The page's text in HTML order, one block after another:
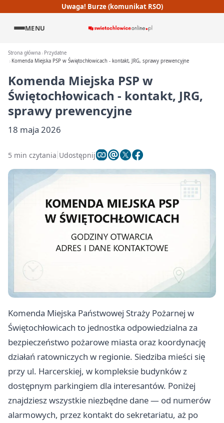
Uwaga! Burze (komunikat RSO)
MENU
Strona główna
Przydatne
Komenda Miejska PSP w Świętochłowicach - kontakt, JRG, sprawy prewencyjne
Komenda Miejska PSP w
Świętochłowicach - kontakt, JRG,
sprawy prewencyjne
18 maja 2026
5 min czytania Udostępnij
Komenda Miejska Państwowej Straży Pożarnej w
Świętochłowicach to jednostka odpowiedzialna za
bezpieczeństwo pożarowe miasta oraz koordynację
działań ratowniczych w regionie. Siedziba mieści się
przy ul. Harcerskiej, w kompleksie budynków z
dostępnym parkingiem dla interesantów. Poniżej
znajdziesz wszystkie niezbędne dane — od numerów
alarmowych, przez kontakt do sekretariatu, aż po